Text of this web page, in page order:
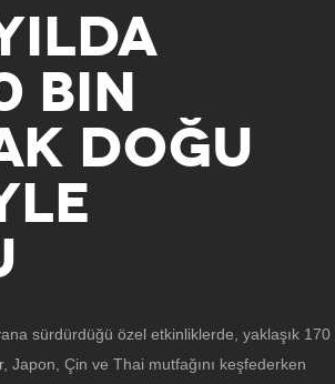
BIN
DOĞU
sürdürdüğü özel etkinliklerde, yaklaşık 170
Japon, Çin ve Thai mutfağını keşfederken